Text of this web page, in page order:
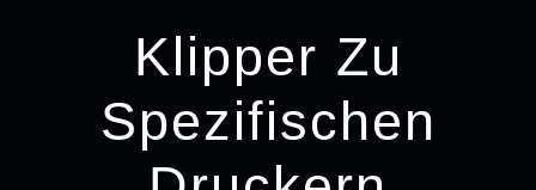
Klipper Zu
Spezifischen